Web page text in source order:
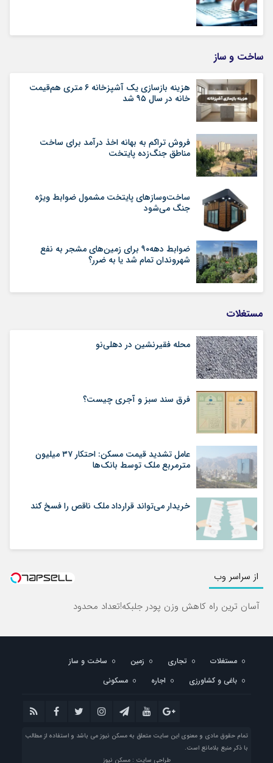
ساخت و ساز
هزینه بازسازی یک آشپزخانه ۶ متری هم‌قیمت
خانه در سال ۹۵ شد
فروش تراکم به بهانه اخذ درآمد برای ساخت
مناطق جنگ‌زده پایتخت
ساخت‌وسازهای پایتخت مشمول ضوابط ویژه
جنگ می‌شود
ضوابط دهه۹۰ برای زمین‌های مشجر به نفع
شهروندان تمام شد یا به ضرر؟
مستغلات
محله فقیرنشین در دهلی‏‌نو
فرق سند سبز و آجری چیست؟
عامل تشدید قیمت مسکن: احتکار ۳۷ میلیون
مترمربع ملک توسط بانک‌ها
خریدار می‌تواند قرارداد ملک ناقص را فسخ کند
از سراسر وب
آسان ترین راه کاهش وزن پودر جلبکه!تعداد محدود
مستغلات تجاری زمین
ساخت و ساز
باغی و کشاورزی
اجاره مسکونی
تمام حقوق مادی و معنوی این سایت متعلق به مسکن نیوز می باشد و استفاده از مطالب
با ذکر منبع بلامانع است.
طراحی سایت : مسکن نیوز